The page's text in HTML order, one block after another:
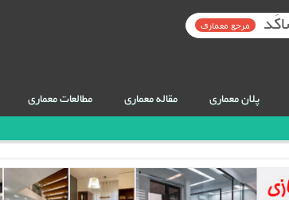
پلان معماری مقاله معماری مطالعات معماری
مرجع معماری